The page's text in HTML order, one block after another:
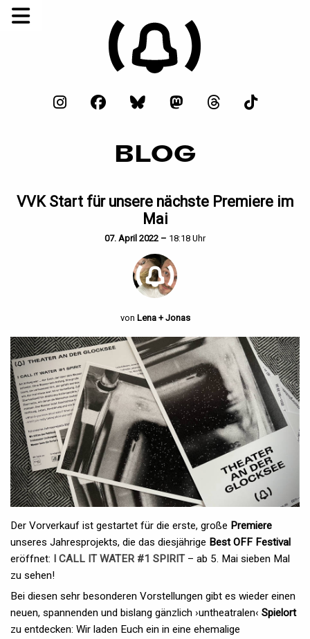
BLOG
VVK Start für unsere nächste Premiere im
Mai
07. April 2022 – 18:18 Uhr
von Lena + Jonas
Der Vorverkauf ist gestartet für die erste, große Premiere
unseres Jahresprojekts, die das diesjährige Best OFF Festival
eröffnet: I CALL IT WATER #1 SPIRIT– ab 5. Mai sieben Mal
zu sehen!
Bei diesen sehr besonderen Vorstellungen gibt es wieder einen
neuen, spannenden und bislang gänzlich ›untheatralen‹ Spielort
zu entdecken: Wir laden Euch ein in eine ehemalige